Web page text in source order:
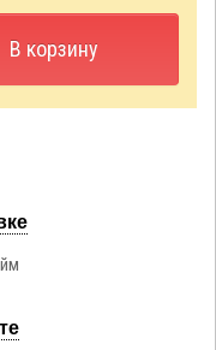
В корзину